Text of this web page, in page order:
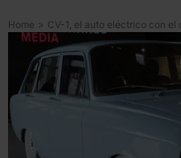
Home >